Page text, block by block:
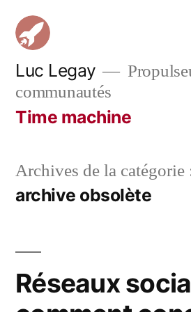
Aller
contenu
Luc Legay
communautés
Time machine
Archives de la catégorie
archive obsolète
Réseaux